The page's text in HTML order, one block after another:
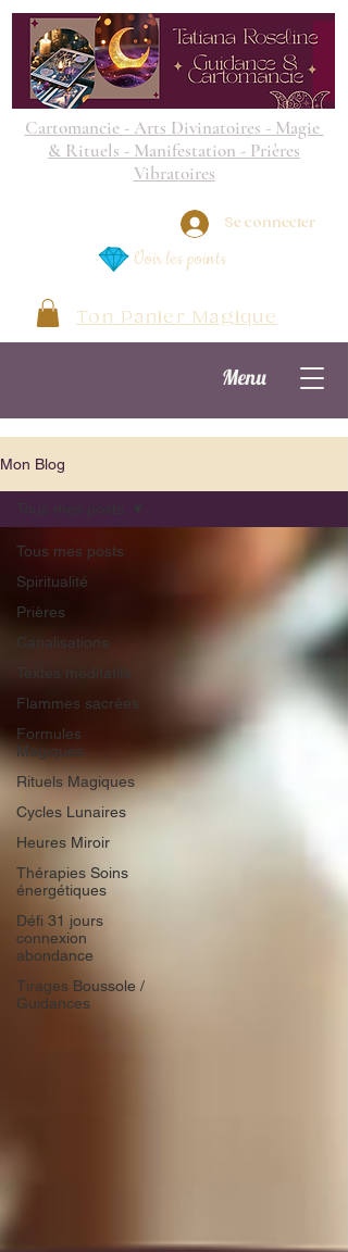
Cartomancie - Arts Divinatoires - Magie
& Rituels - Manifestation - Prières
Vibratoires
Menu
Ton Panier Magique
Se connecter
Voir les points
Mon Blog
Tous mes posts
Spiritualité
Prières
Canalisations
Textes méditatifs
Flammes sacrées
Formules
Magiques
Rituels Magiques
Cycles Lunaires
Heures Miroir
Thérapies Soins
énergétiques
Défi 31 jours
connexion
abondance
Tirages Boussole /
Guidances